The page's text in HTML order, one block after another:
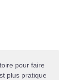
pour faire
plus pratique